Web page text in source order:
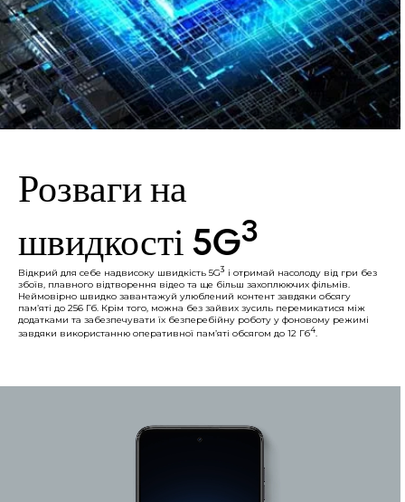
Розваги на
швидкості 5G3
Відкрий для себе надвисоку швидкість 5G3 і отримай насолоду від гри без
збоїв, плавного відтворення відео та ще більш захоплюючих фільмів.
Неймовірно швидко завантажуй улюблений контент завдяки обсягу
пам’яті до 256 Гб. Крім того, можна без зайвих зусиль перемикатися між
додатками та забезпечувати їх безперебійну роботу у фоновому режимі
завдяки використанню оперативної пам’яті обсягом до 12 Гб4.